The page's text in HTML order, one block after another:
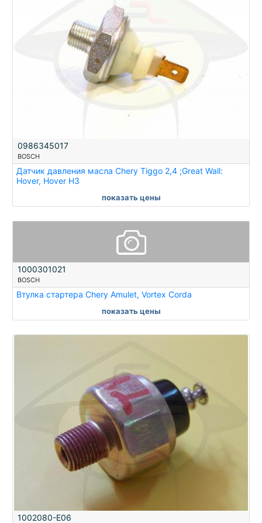
0986345017
BOSCH
Датчик давления масла Chery Tiggo 2,4 ;Great Wall:
Hover, Hover H3
показать цены
1000301021
BOSCH
Втулка стартера Chery Amulet, Vortex Corda
показать цены
1002080-E06